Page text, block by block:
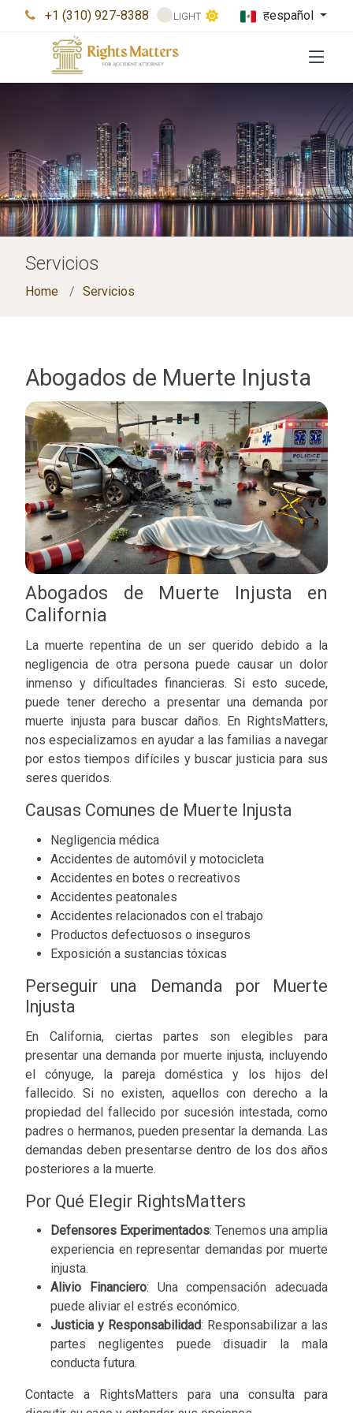
+1 (310) 927-8388 LIGHT हespañol
Servicios
Home Servicios
Abogados de Muerte Injusta
Abogados de Muerte Injusta en
California
La muerte repentina de un ser querido debido a la
negligencia de otra persona puede causar un dolor
inmenso y dificultades financieras. Si esto sucede,
puede tener derecho a presentar una demanda por
muerte injusta para buscar daños. En RightsMatters,
nos especializamos en ayudar a las familias a navegar
por estos tiempos difíciles y buscar justicia para sus
seres queridos.
Causas Comunes de Muerte Injusta
Negligencia médica
Accidentes de automóvil y motocicleta
Accidentes en botes o recreativos
Accidentes peatonales
Accidentes relacionados con el trabajo
Productos defectuosos o inseguros
Exposición a sustancias tóxicas
Perseguir una Demanda por Muerte
Injusta
En California, ciertas partes son elegibles para
presentar una demanda por muerte injusta, incluyendo
el cónyuge, la pareja doméstica y los hijos del
fallecido. Si no existen, aquellos con derecho a la
propiedad del fallecido por sucesión intestada, como
padres o hermanos, pueden presentar la demanda. Las
demandas deben presentarse dentro de los dos años
posteriores a la muerte.
Por Qué Elegir RightsMatters
Defensores Experimentados: Tenemos una amplia
experiencia en representar demandas por muerte
injusta.
Alivio Financiero: Una compensación adecuada
puede aliviar el estrés económico.
Justicia y Responsabilidad: Responsabilizar a las
partes negligentes puede disuadir la mala
conducta futura.
Contacte a RightsMatters para una consulta para